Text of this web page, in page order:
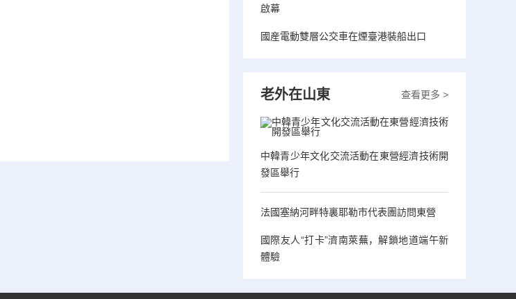
啟幕
國産電動雙層公交車在煙臺港裝船出口
查看更多 >
老外在山東
中韓青少年文化交流活動在東營經濟技術開
發區舉行
法國塞納河畔特裏耶勒市代表團訪問東營
國際友人“打卡”濟南萊蕪，解鎖地道端午新
體驗